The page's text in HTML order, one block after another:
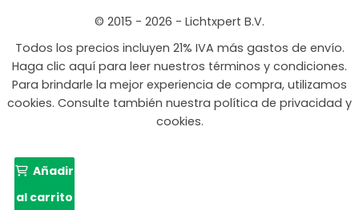
© 2015 - 2026 - Lichtxpert B.V.
Todos los precios incluyen 21% IVA más gastos de envío.
Haga clic aquí para leer nuestros términos y condiciones.
Para brindarle la mejor experiencia de compra, utilizamos
cookies. Consulte también nuestra política de privacidad y
cookies.
Añadir
al carrito